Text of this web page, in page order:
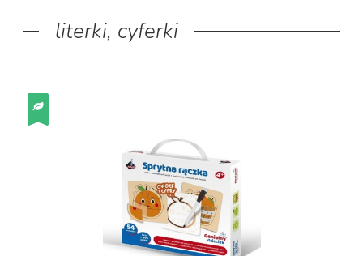
literki, cyferki